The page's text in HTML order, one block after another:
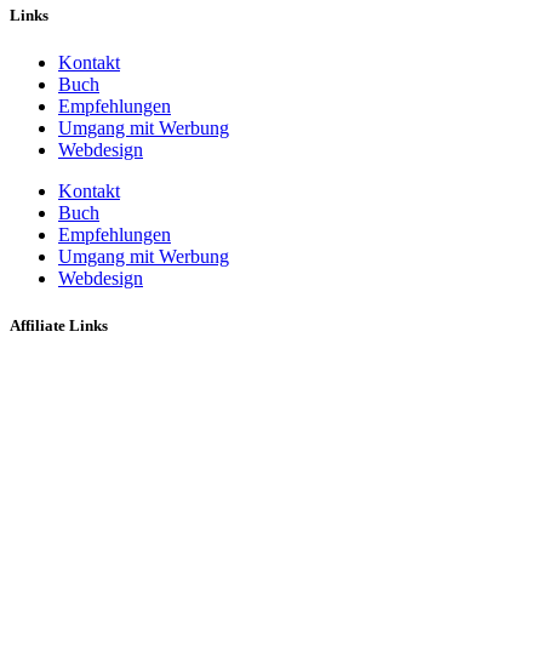
Links
Kontakt
Buch
Empfehlungen
Umgang mit Werbung
Webdesign
Kontakt
Buch
Empfehlungen
Umgang mit Werbung
Webdesign
Affiliate Links